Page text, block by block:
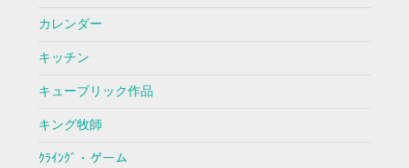
カレンダー
キッチン
キューブリック作品
キング牧師
ｸﾗｲﾝｸﾞ・ゲーム